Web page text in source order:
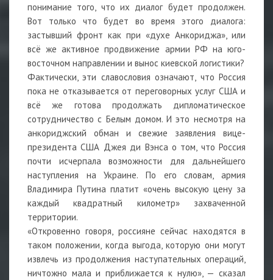
понимание того, что их диалог будет продолжен.
Вот только что будет во время этого диалога:
застывший фронт как при «духе Анкориджа», или
всё же активное продвижение армии РФ на юго-
восточном направлении и вынос киевской логистики?
Фактически, эти славословия означают, что Россия
пока не отказывается от переговорных услуг США и
всё же готова продолжать дипломатическое
сотрудничество с Белым домом. И это несмотря на
анкориджский обман и свежие заявления вице-
президента США Джея ди Вэнса о том, что Россия
почти исчерпала возможности для дальнейшего
наступления на Украине. По его словам, армия
Владимира Путина платит «очень высокую цену за
каждый квадратный километр» захваченной
территории.
«Откровенно говоря, россияне сейчас находятся в
таком положении, когда выгода, которую они могут
извлечь из продолжения наступательных операций,
ничтожно мала и приближается к нулю», — сказал